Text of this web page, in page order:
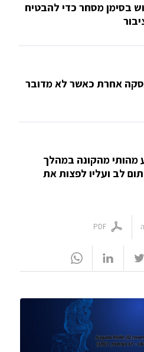
בסימן מסחר כדי להבטיח
עסקה אחרת כאשר לא מדובר
מהותי מהקונה במהלך
לב ועליו לפצות את
PDF